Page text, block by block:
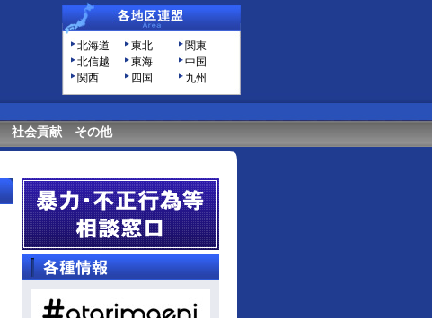
北海道 東北
関東
北信越
東海
中国
関西
四国 九州
社会貢献 その他